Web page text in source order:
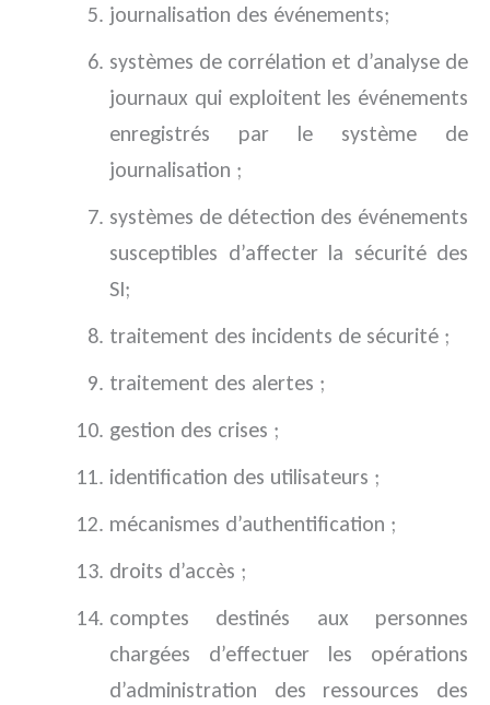
journalisation des événements;
systèmes de corrélation et d’analyse de
journaux qui exploitent les événements
enregistrés par le système de
journalisation ;
systèmes de détection des événements
susceptibles d’affecter la sécurité des
SI;
traitement des incidents de sécurité ;
traitement des alertes ;
gestion des crises ;
identification des utilisateurs ;
mécanismes d’authentification ;
droits d’accès ;
comptes destinés aux personnes
chargées d’effectuer les opérations
d’administration des ressources des